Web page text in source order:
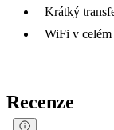
Krátký
WiFi v
Recenze